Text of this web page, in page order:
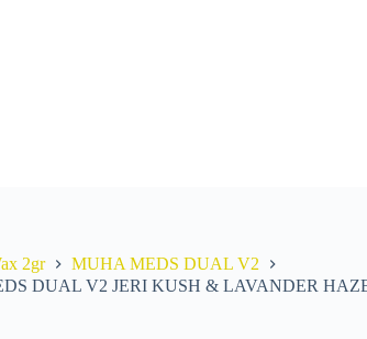
2gr
MUHA MEDS DUAL V2
DUAL V2 JERI KUSH & LAVANDER